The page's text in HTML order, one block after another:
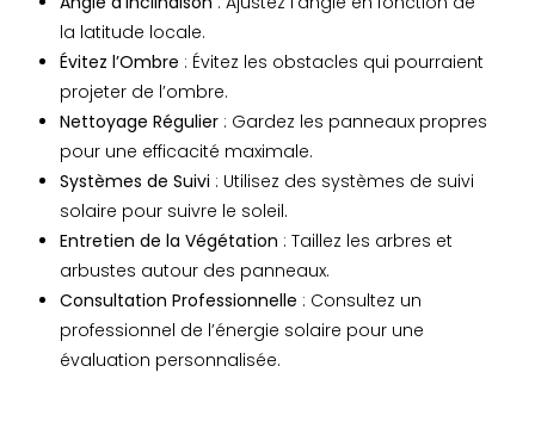
la latitude locale.
Évitez l’Ombre : Évitez les obstacles qui pourraient
projeter de l’ombre.
Nettoyage Régulier : Gardez les panneaux propres
pour une efficacité maximale.
Systèmes de Suivi : Utilisez des systèmes de suivi
solaire pour suivre le soleil.
Entretien de la Végétation : Taillez les arbres et
arbustes autour des panneaux.
Consultation Professionnelle : Consultez un
professionnel de l’énergie solaire pour une
évaluation personnalisée.